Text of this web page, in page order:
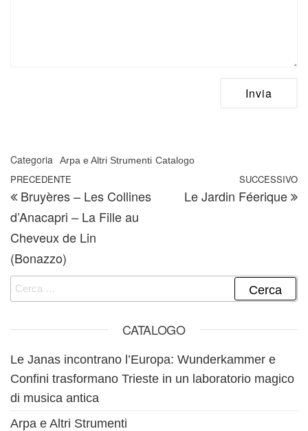
Categoria Arpa e Altri Strumenti Catalogo
Navigazione articoli
Articolo precedente
PRECEDENTE
Bruyères – Les Collines
d’Anacapri – La Fille au
Cheveux de Lin
(Bonazzo)
SUCCESSIVO
Le Jardin Féerique
Ricerca per:
CATALOGO
Le Janas incontrano l’Europa: Wunderkammer e
Confini trasformano Trieste in un laboratorio magico
di musica antica
Arpa e Altri Strumenti